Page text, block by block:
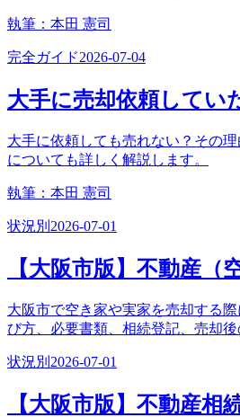
執筆： 本田 憲司
完全ガイド2026-07-04
大手に売却依頼してい
大手に依頼しても売れない？その
についても詳しく解説します。
執筆： 本田 憲司
状況別 2026-07-01
【大阪市版】不動産
大阪市で空き家や実家を売却する
び方、必要書類、相続登記、売却
状況別 2026-07-01
【大阪市版】不動産